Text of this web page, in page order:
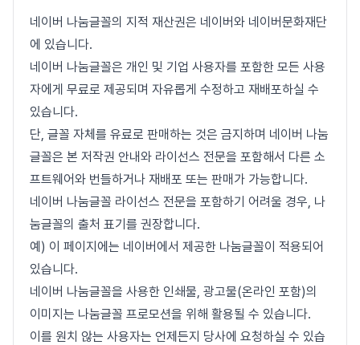
네이버 나눔글꼴의 지적 재산권은 네이버와 네이버문화재단
에 있습니다.
네이버 나눔글꼴은 개인 및 기업 사용자를 포함한 모든 사용
자에게 무료로 제공되며 자유롭게 수정하고 재배포하실 수
있습니다.
단, 글꼴 자체를 유료로 판매하는 것은 금지하며 네이버 나눔
글꼴은 본 저작권 안내와 라이선스 전문을 포함해서 다른 소
프트웨어와 번들하거나 재배포 또는 판매가 가능합니다.
네이버 나눔글꼴 라이선스 전문을 포함하기 어려울 경우, 나
눔글꼴의 출처 표기를 권장합니다.
예) 이 페이지에는 네이버에서 제공한 나눔글꼴이 적용되어
있습니다.
네이버 나눔글꼴을 사용한 인쇄물, 광고물(온라인 포함)의
이미지는 나눔글꼴 프로모션을 위해 활용될 수 있습니다.
이를 원치 않는 사용자는 언제든지 당사에 요청하실 수 있습